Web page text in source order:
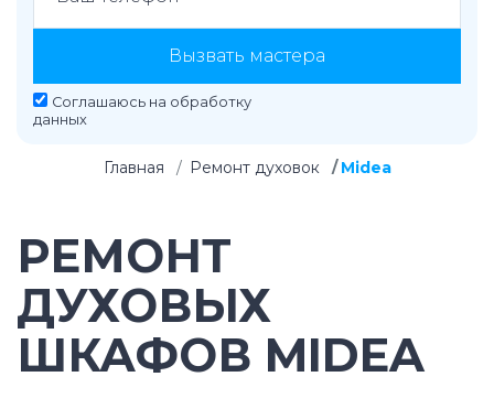
Вызвать мастера
Соглашаюсь на обработку
данных
Главная Ремонт духовок Midea
РЕМОНТ
ДУХОВЫХ
ШКАФОВ MIDEA